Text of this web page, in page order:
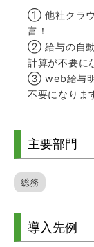
① 他社クラウ
富！
② 給与の自動
計算が不要に
③ web給与明
不要になりま
主要部門
総務
導入先例